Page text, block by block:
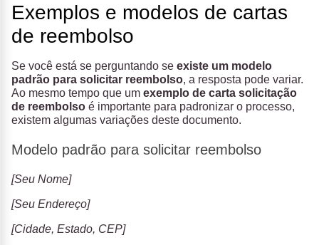
Exemplos e modelos de cartas
de reembolso
Se você está se perguntando se existe um modelo
padrão para solicitar reembolso, a resposta pode variar.
Ao mesmo tempo que um exemplo de carta solicitação
de reembolso é importante para padronizar o processo,
existem algumas variações deste documento.
Modelo padrão para solicitar reembolso
[Seu Nome]
[Seu Endereço]
[Cidade, Estado, CEP]